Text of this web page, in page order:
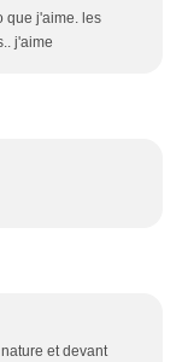
que j'aime. les
j'aime
et devant